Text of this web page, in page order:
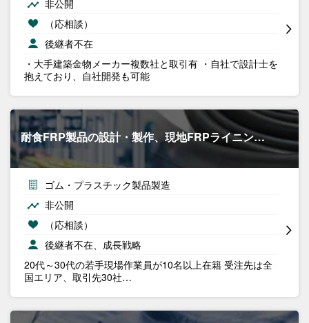
非公開
（応相談）
後継者不在
・大手建築金物メーカー複数社と取引有 ・自社で設計士を
抱えており、自社開発も可能
耐食FRP製品の設計・製作、現地FRPライニン…
ゴム・プラスチック製品製造
非公開
（応相談）
後継者不在、成長戦略
20代～30代の若手現場作業員が10名以上在籍 受注先は全
国エリア、取引先30社…